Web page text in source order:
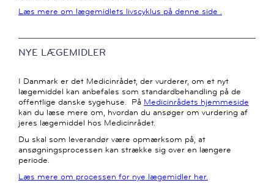
Læs mere om lægemidlets livscyklus på denne side .
NYE LÆGEMIDLER
I Danmark er det Medicinrådet, der vurderer, om et nyt
lægemiddel kan anbefales som standardbehandling på de
offentlige danske sygehuse. På Medicinrådets hjemmeside
kan du læse mere om, hvordan du ansøger om vurdering af
jeres lægemiddel hos Medicinrådet.
Du skal som leverandør være opmærksom på, at
ansøgningsprocessen kan strække sig over en længere
periode.
Læs mere om processen for nye lægemidler her.